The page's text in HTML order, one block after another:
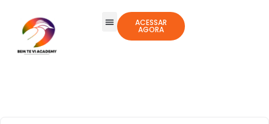
ACESSAR
AGORA